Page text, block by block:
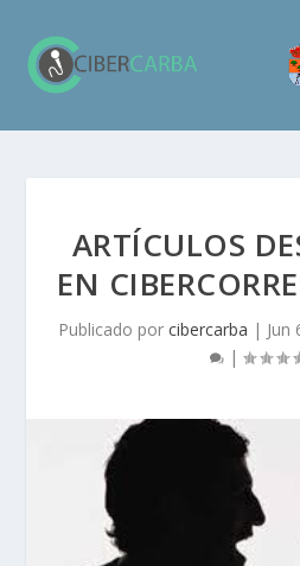
ARTÍCULOS
EN
Publicado por cibercarba | Jun
|